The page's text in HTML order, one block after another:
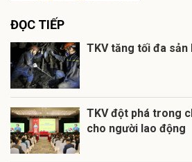
ĐỌC TIẾP
TKV tăng tối đa
TKV đột phá trong
cho người lao động